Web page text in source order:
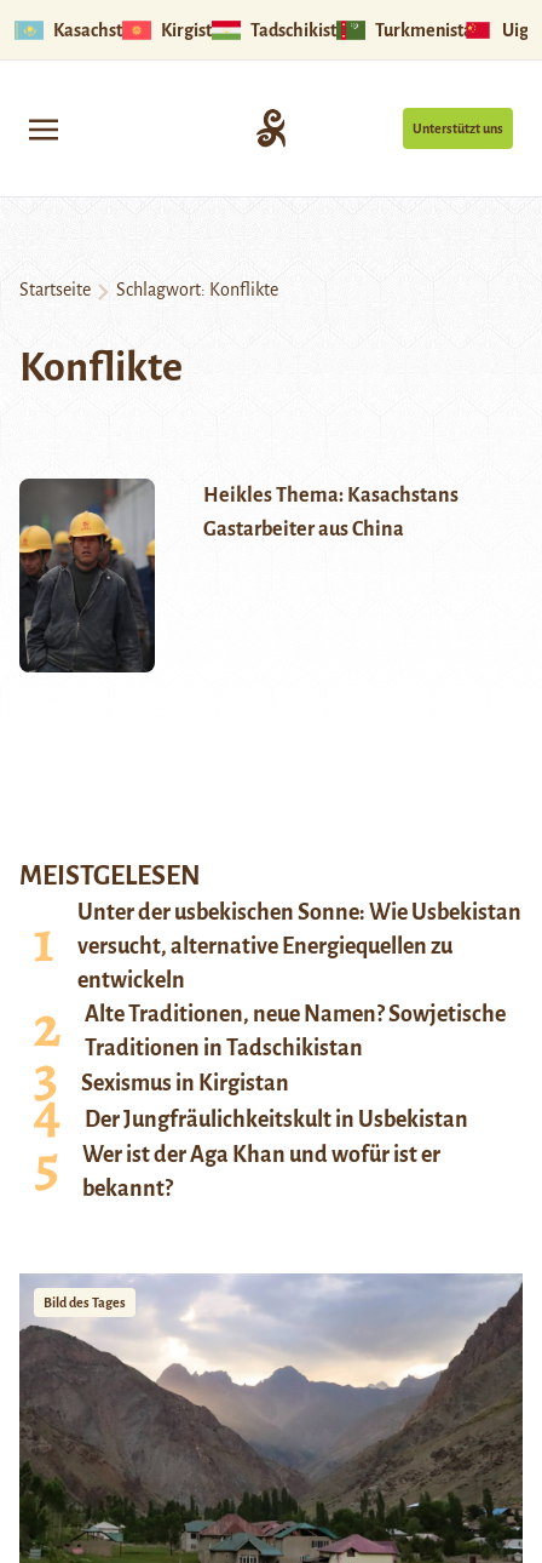
Kasachstan Kirgistan Tadschikistan Turkmenistan
Unterstützt uns
Startseite Schlagwort: Konflikte
Konflikte
Heikles Thema: Kasachstans
Gastarbeiter aus China
MEISTGELESEN
Unter der usbekischen Sonne: Wie Usbekistan
versucht, alternative Energiequellen zu
entwickeln
Alte Traditionen, neue Namen? Sowjetische
Traditionen in Tadschikistan
Sexismus in Kirgistan
Der Jungfräulichkeitskult in Usbekistan
Wer ist der Aga Khan und wofür ist er
bekannt?
Bild des Tages